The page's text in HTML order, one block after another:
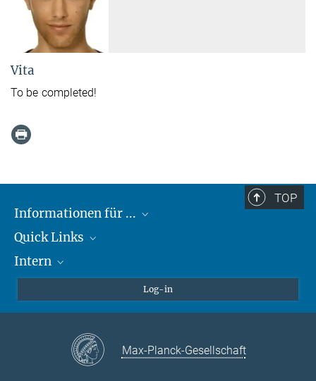
Vita
To be completed!
TOP
Informationen für ...
Lieferanten
Studierende
Quick Links
Max-Planck-Gesellschaft
Max-Planck-Campus Tübingen
Stellenangebote
Intern
VPN-Hilfe
Log-in
Max-Planck-Gesellschaft